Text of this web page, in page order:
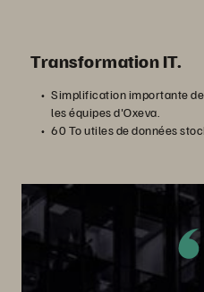
Transformation IT.
Simplification importante
les équipes d'Oxeva.
60 To utiles de données